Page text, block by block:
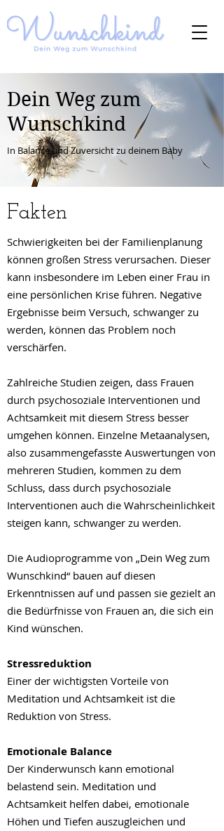
Dein Weg zum
Wunschkind
In Balance und Zuversicht zu deinem Baby
Fakten
Schwierigkeiten bei der Familienplanung
können großen Stress verursachen. Dieser
kann insbesondere im Leben einer Frau in
eine persönlichen Krise führen. Negative
Ergebnisse beim Versuch, schwanger zu
werden, können das Problem noch
verschärfen.
Zahlreiche Studien zeigen, dass Frauen
durch psychosoziale Interventionen und
Achtsamkeit mit diesem Stress besser
umgehen können. Einzelne Metaanalysen,
also zusammengefasste Auswertungen von
mehreren Studien, kommen zu dem
Schluss, dass durch psychosoziale
Interventionen auch die Wahrscheinlichkeit
steigen kann, schwanger zu werden.
Die Audioprogramme von „Dein Weg zum
Wunschkind“ bauen auf diesen
Erkenntnissen auf und passen sie gezielt an
die Bedürfnisse von Frauen an, die sich ein
Kind wünschen.
Stressreduktion
Einer der wichtigsten Vorteile von
Meditation und Achtsamkeit ist die
Reduktion von Stress.
Emotionale Balance
Der Kinderwunsch kann emotional
belastend sein. Meditation und
Achtsamkeit helfen dabei, emotionale
Höhen und Tiefen auszugleichen und